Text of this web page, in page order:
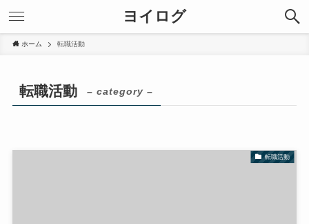
ヨイログ
ホーム 転職活動
転職活動 – category –
転職活動